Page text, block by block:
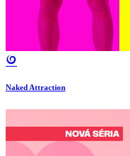
Naked Attraction